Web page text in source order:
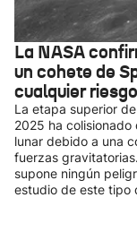
La NASA
un cohete de
cualquier riesgo
La etapa superior
2025 ha
lunar debido a una
fuerzas
supone ningún
estudio de este tipo